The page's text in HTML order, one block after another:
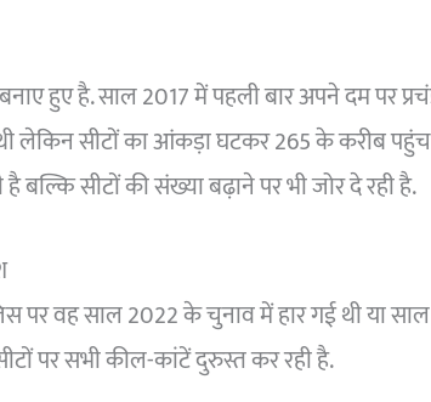
हुए है. साल 2017 में पहली बार अपने दम पर
लेकिन सीटों का आंकड़ा घटकर 265 के करीब
बल्कि सीटों की संख्या बढ़ाने पर भी जोर दे रही है.
पर वह साल 2022 के चुनाव में हार गई थी या
पर सभी कील-कांटें दुरुस्त कर रही है.